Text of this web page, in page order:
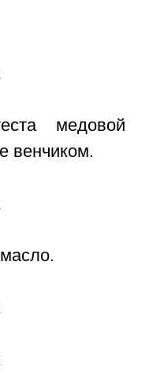
медовой
венчиком.